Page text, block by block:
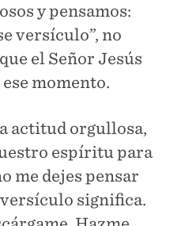
y pensamos:
versículo”, no
el Señor Jesús
momento.
actitud orgullosa,
espíritu para
me dejes pensar
versículo significa.